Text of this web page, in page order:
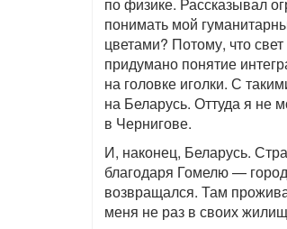
понимать мой
цветами? Потому, что
придумано понятие
на головке иголки. С
на Беларусь. Оттуда я не
в Чернигове.
И, наконец, Беларусь.
благодаря Гомелю —
возвращался. Там
меня не раз в своих